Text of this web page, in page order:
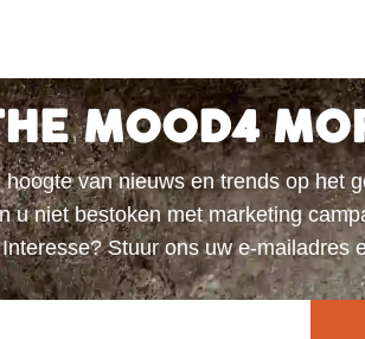
MOOD4
van nieuws en trends op het
u niet bestoken met marketing
Stuur ons uw e-mailadres